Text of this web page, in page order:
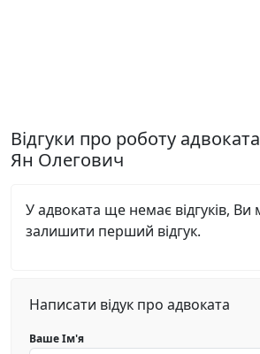
Відгуки про роботу
Ян Олегович
У адвоката ще немає відгуків,
залишити перший відгук.
Написати відук про адвоката
Ваше Ім'я